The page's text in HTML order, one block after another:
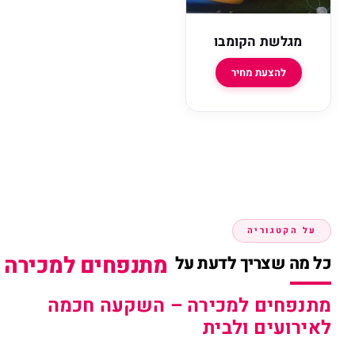
מגלשת הקומבו
להצעת מחיר
על הקטגוריה
כל מה שצריך לדעת על מתנפחים למכירה
מתנפחים למכירה – השקעה חכמה
לאירועים ולבית